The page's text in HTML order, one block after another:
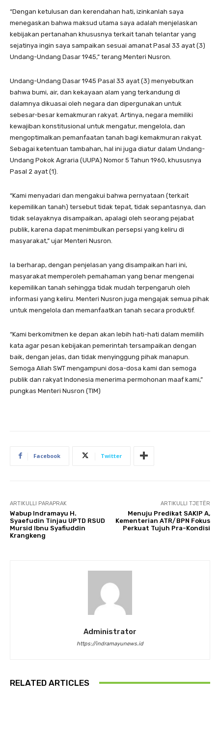
“Dengan ketulusan dan kerendahan hati, izinkanlah saya
menegaskan bahwa maksud utama saya adalah menjelaskan
kebijakan pertanahan khususnya terkait tanah telantar yang
sejatinya ingin saya sampaikan sesuai amanat Pasal 33 ayat (3)
Undang-Undang Dasar 1945,” terang Menteri Nusron.
Undang-Undang Dasar 1945 Pasal 33 ayat (3) menyebutkan
bahwa bumi, air, dan kekayaan alam yang terkandung di
dalamnya dikuasai oleh negara dan dipergunakan untuk
sebesar-besar kemakmuran rakyat. Artinya, negara memiliki
kewajiban konstitusional untuk mengatur, mengelola, dan
mengoptimalkan pemanfaatan tanah bagi kemakmuran rakyat.
Sebagai ketentuan tambahan, hal ini juga diatur dalam Undang-
Undang Pokok Agraria (UUPA) Nomor 5 Tahun 1960, khususnya
Pasal 2 ayat (1).
“Kami menyadari dan mengakui bahwa pernyataan (terkait
kepemilikan tanah) tersebut tidak tepat, tidak sepantasnya, dan
tidak selayaknya disampaikan, apalagi oleh seorang pejabat
publik, karena dapat menimbulkan persepsi yang keliru di
masyarakat,” ujar Menteri Nusron.
Ia berharap, dengan penjelasan yang disampaikan hari ini,
masyarakat memperoleh pemahaman yang benar mengenai
kepemilikan tanah sehingga tidak mudah terpengaruh oleh
informasi yang keliru. Menteri Nusron juga mengajak semua pihak
untuk mengelola dan memanfaatkan tanah secara produktif.
“Kami berkomitmen ke depan akan lebih hati-hati dalam memilih
kata agar pesan kebijakan pemerintah tersampaikan dengan
baik, dengan jelas, dan tidak menyinggung pihak manapun.
Semoga Allah SWT mengampuni dosa-dosa kami dan semoga
publik dan rakyat Indonesia menerima permohonan maaf kami,”
pungkas Menteri Nusron (TIM)
Facebook Twitter
ARTIKULLI PARAPRAK
Wabup Indramayu H.
Syaefudin Tinjau UPTD RSUD
Mursid Ibnu Syafiuddin
Krangkeng
ARTIKULLI TJETËR
Menuju Predikat SAKIP A,
Kementerian ATR/BPN Fokus
Perkuat Tujuh Pra-Kondisi
Administrator
https://indramayunews.id
RELATED ARTICLES